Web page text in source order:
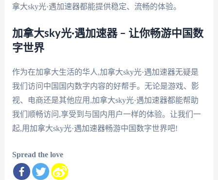
拿大sky光·遇加速器都能提供稳定、流畅的体验。
加拿大sky光·遇加速器 – 让你畅游中国数
字世界
作为在加拿大生活的华人,加拿大sky光·遇加速器无疑是
我们访问中国国内数字内容的好帮手。无论是游戏、影
视、电商还是其他应用,加拿大sky光·遇加速器都能帮助
我们顺畅访问,享受到与国内用户一样的体验。让我们一
起,用加拿大sky光·遇加速器畅游中国数字世界吧!
Spread the love